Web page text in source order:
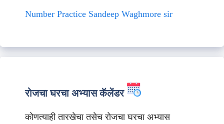
Number Practice Sandeep Waghmore sir
रोजचा घरचा अभ्यास कॅलेंडर
कोणत्याही तारखेचा तसेच रोजचा घरचा अभ्यास